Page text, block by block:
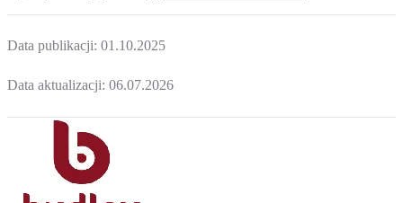
Data publikacji: 01.10.2025
Data aktualizacji: 06.07.2026